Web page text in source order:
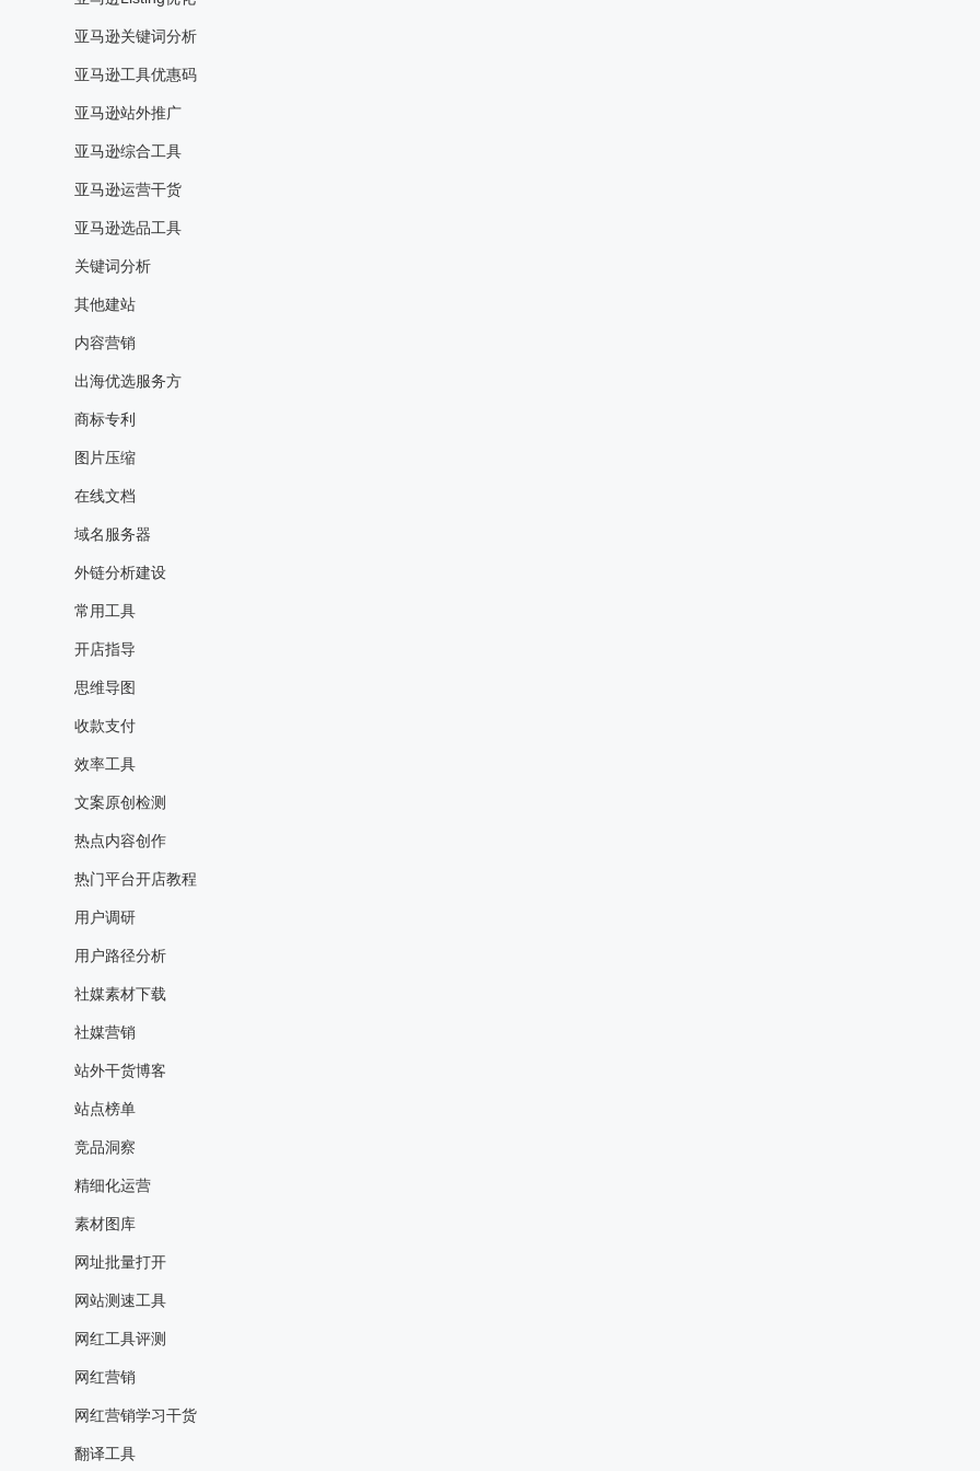
亚马逊关键词分析
亚马逊工具优惠码
亚马逊站外推广
亚马逊综合工具
亚马逊运营干货
亚马逊选品工具
关键词分析
其他建站
内容营销
出海优选服务方
商标专利
图片压缩
在线文档
域名服务器
外链分析建设
常用工具
开店指导
思维导图
收款支付
效率工具
文案原创检测
热点内容创作
热门平台开店教程
用户调研
用户路径分析
社媒素材下载
社媒营销
站外干货博客
站点榜单
竞品洞察
精细化运营
素材图库
网址批量打开
网站测速工具
网红工具评测
网红营销
网红营销学习干货
翻译工具